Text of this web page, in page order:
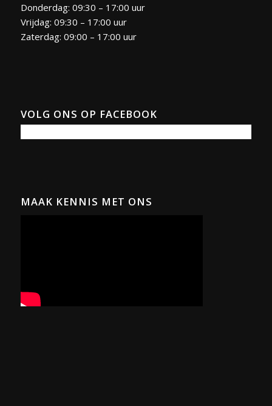
Donderdag: 09:30 – 17:00 uur
Vrijdag: 09:30 – 17:00 uur
Zaterdag: 09:00 – 17:00 uur
VOLG ONS OP FACEBOOK
MAAK KENNIS MET ONS